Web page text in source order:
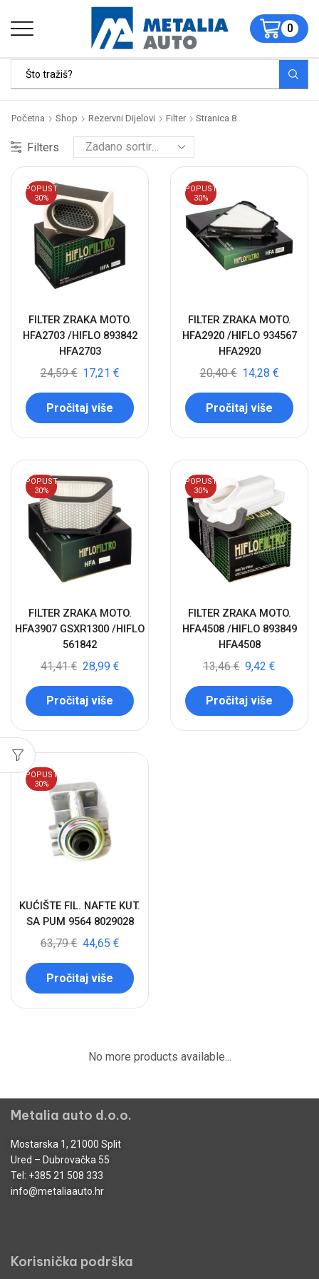
0
Početna Shop Rezervni Dijelovi Filter Stranica 8
Filters
POPUST
30%
FILTER ZRAKA MOTO.
HFA2703 /HIFLO 893842
HFA2703
24,59€ 17,21 €
Pročitaj više
POPUST
30%
FILTER ZRAKA MOTO.
HFA2920 /HIFLO 934567
HFA2920
20,40€ 14,28 €
Pročitaj više
POPUST
30%
FILTER ZRAKA MOTO.
HFA3907 GSXR1300 /HIFLO
561842
41,41€ 28,99 €
Pročitaj više
POPUST
30%
FILTER ZRAKA MOTO.
HFA4508 /HIFLO 893849
HFA4508
13,46€ 9,42 €
Pročitaj više
POPUST
30%
KUĆIŠTE FIL. NAFTE KUT.
SA PUM 9564 8029028
63,79€ 44,65 €
Pročitaj više
No more products available...
Metalia auto d.o.o.
Mostarska 1, 21000 Split
Ured – Dubrovačka 55
Tel: +385 21 508 333
info@metaliaauto.hr
Korisnička podrška